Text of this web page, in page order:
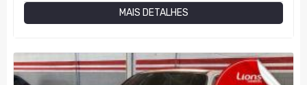
MAIS DETALHES